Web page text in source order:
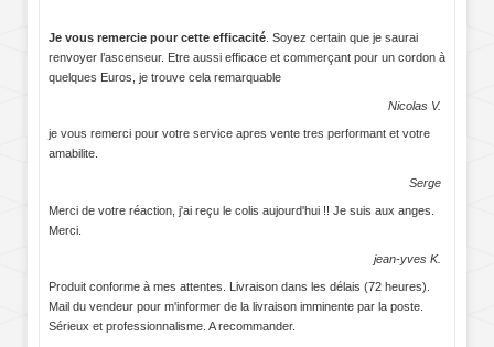
Je vous remercie pour cette efficacité . Soyez certain que je saurai
renvoyer l’ascenseur. Etre aussi efficace et commerçant pour un cordon à
quelques Euros, je trouve cela remarquable
Nicolas V.
je vous remerci pour votre service apres vente tres performant et votre
amabilite.
Serge
Merci de votre réaction, j'ai reçu le colis aujourd'hui !! Je suis aux anges.
Merci.
jean-yves K.
Produit conforme à mes attentes. Livraison dans les délais (72 heures).
Mail du vendeur pour m'informer de la livraison imminente par la poste.
Sérieux et professionnalisme. A recommander.